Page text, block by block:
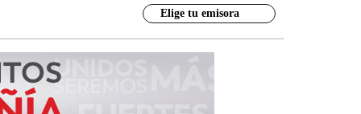
Elige tu emisora